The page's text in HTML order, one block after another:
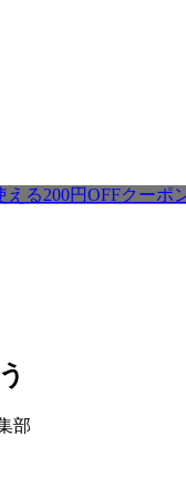
る200円OFFクーポ
部